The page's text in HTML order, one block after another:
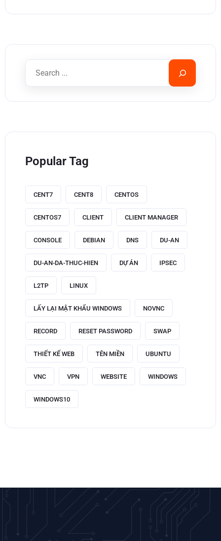
Popular Tag
CENT7 CENT8 CENTOS
CENTOS7 CLIENT CLIENT MANAGER
CONSOLE DEBIAN DNS DU-AN
DU-AN-DA-THUC-HIEN DỰ ÁN IPSEC
L2TP LINUX
LẤY LẠI MẬT KHẨU WINDOWS NOVNC
RECORD RESET PASSWORD SWAP
THIẾT KẾ WEB TÊN MIỀN UBUNTU
VNC VPN WEBSITE WINDOWS
WINDOWS10